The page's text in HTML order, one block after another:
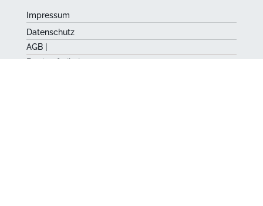
Impressum
Datenschutz
AGB|
Barrierefreiheit